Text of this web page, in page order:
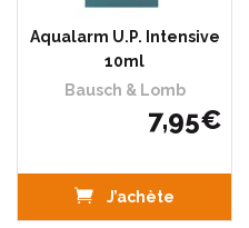
Aqualarm U.P. Intensive
10ml
Bausch & Lomb
7,95€
J’achète